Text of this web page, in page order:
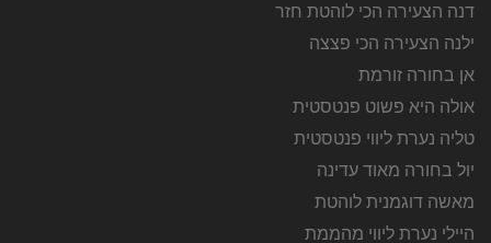
דנה הצעירה הכי לוהטת חזר
ילנה הצעירה הכי פצצה
אן בחורה זורמת
אולה היא פשוט פנטסטית
טליה נערת ליווי פנטסטית
יול בחורה מאוד עדינה
מאשה דוגמנית לוהטת
היילי נערת ליווי מהממת